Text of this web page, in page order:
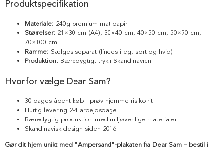
Produktspecifikation
Materiale: 240g premium mat papir
Størrelser: 21×30 cm (A4), 30×40 cm, 40×50 cm, 50×70 cm,
70×100 cm
Ramme: Sælges separat (findes i eg, sort og hvid)
Produktion: Bæredygtigt tryk i Skandinavien
Hvorfor vælge Dear Sam?
30 dages åbent køb - prøv hjemme risikofrit
Hurtig levering 2-4 arbejdsdage
Bæredygtig produktion med miljøvenlige materialer
Skandinavisk design siden 2016
Gør dit hjem unikt med "Ampersand"-plakaten fra Dear Sam – bestil i